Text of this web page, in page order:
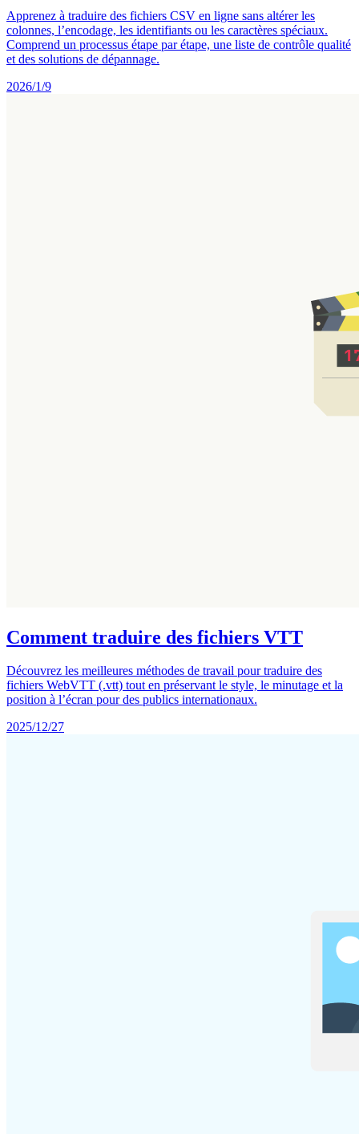
Apprenez à traduire des fichiers CSV en ligne sans altérer les
colonnes, l’encodage, les identifiants ou les caractères spéciaux.
Comprend un processus étape par étape, une liste de contrôle qualité
et des solutions de dépannage.
2026/1/9
Comment traduire des fichiers VTT
Découvrez les meilleures méthodes de travail pour traduire des
fichiers WebVTT (.vtt) tout en préservant le style, le minutage et la
position à l’écran pour des publics internationaux.
2025/12/27